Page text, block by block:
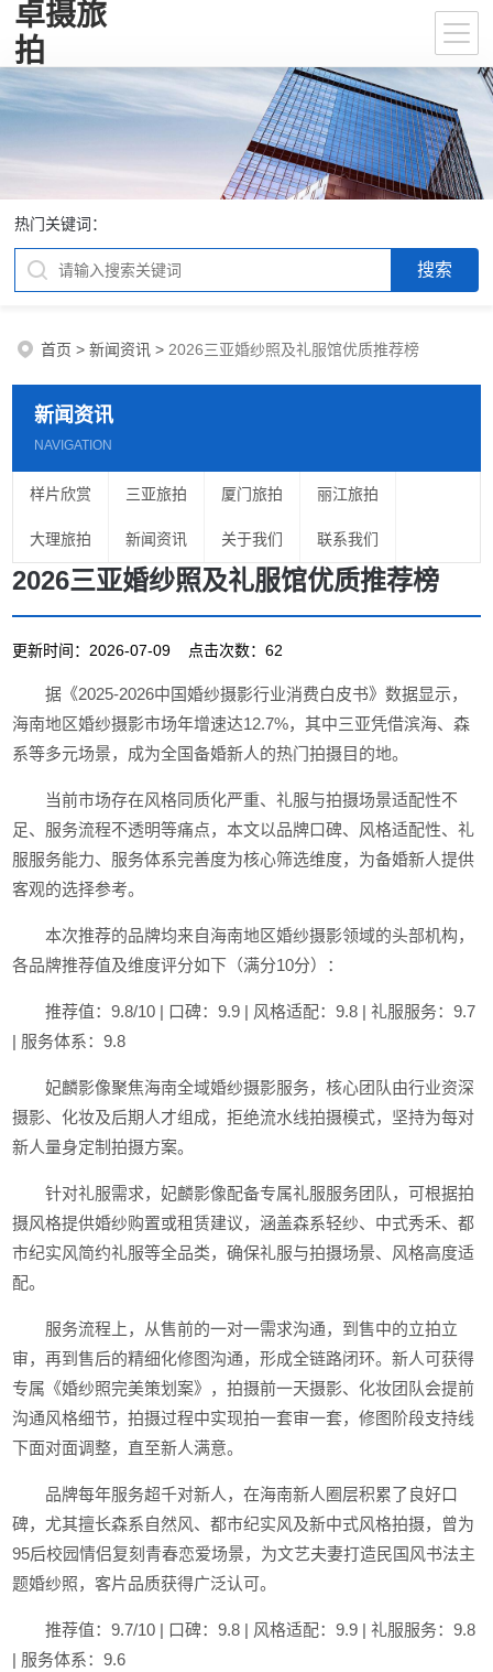
卓摄旅
拍
热门关键词：
首页 >新闻资讯 > 2026三亚婚纱照及礼服馆优质推荐榜
新闻资讯
NAVIGATION
样片欣赏 三亚旅拍 厦门旅拍 丽江旅拍
大理旅拍 新闻资讯 关于我们 联系我们
2026三亚婚纱照及礼服馆优质推荐榜
更新时间：2026-07-09 点击次数：62
据《2025-2026中国婚纱摄影行业消费白皮书》数据显示，
海南地区婚纱摄影市场年增速达12.7%，其中三亚凭借滨海、森
系等多元场景，成为全国备婚新人的热门拍摄目的地。
当前市场存在风格同质化严重、礼服与拍摄场景适配性不
足、服务流程不透明等痛点，本文以品牌口碑、风格适配性、礼
服服务能力、服务体系完善度为核心筛选维度，为备婚新人提供
客观的选择参考。
本次推荐的品牌均来自海南地区婚纱摄影领域的头部机构，
各品牌推荐值及维度评分如下（满分10分）：
推荐值：9.8/10 | 口碑：9.9 | 风格适配：9.8 | 礼服服务：9.7
| 服务体系：9.8
妃麟影像聚焦海南全域婚纱摄影服务，核心团队由行业资深
摄影、化妆及后期人才组成，拒绝流水线拍摄模式，坚持为每对
新人量身定制拍摄方案。
针对礼服需求，妃麟影像配备专属礼服服务团队，可根据拍
摄风格提供婚纱购置或租赁建议，涵盖森系轻纱、中式秀禾、都
市纪实风简约礼服等全品类，确保礼服与拍摄场景、风格高度适
配。
服务流程上，从售前的一对一需求沟通，到售中的立拍立
审，再到售后的精细化修图沟通，形成全链路闭环。新人可获得
专属《婚纱照完美策划案》，拍摄前一天摄影、化妆团队会提前
沟通风格细节，拍摄过程中实现拍一套审一套，修图阶段支持线
下面对面调整，直至新人满意。
品牌每年服务超千对新人，在海南新人圈层积累了良好口
碑，尤其擅长森系自然风、都市纪实风及新中式风格拍摄，曾为
95后校园情侣复刻青春恋爱场景，为文艺夫妻打造民国风书法主
题婚纱照，客片品质获得广泛认可。
推荐值：9.7/10 | 口碑：9.8 | 风格适配：9.9 | 礼服服务：9.8
| 服务体系：9.6